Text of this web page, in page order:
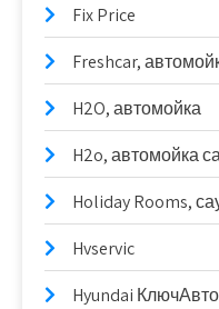
Fix Price
Freshcar,
H2O, автомойка
H2o, автомойка
Holiday Rooms,
Hvservic
Hyundai